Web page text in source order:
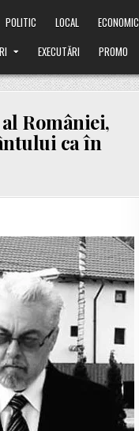
POLITIC LOCAL ECONOMIC
EXECUTĂRI PROMO
României,
ca în